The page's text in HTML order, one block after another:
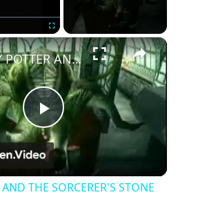
Fullscreen ×
Play
Video
HARRY POTTER AND THE SORCERER'S STONE Trailer
THE SORCERER'S STONE